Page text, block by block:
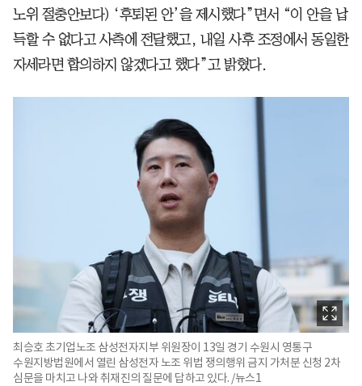
노위 절충안보다) ‘후퇴된 안’을 제시했다”면서 “이 안을 납
득할 수 없다고 사측에 전달했고, 내일 사후 조정에서 동일한
자세라면 합의하지 않겠다고 했다”고 밝혔다.
최승호 초기업노조 삼성전자지부 위원장이 13일 경기 수원시 영통구
수원지방법원에서 열린 삼성전자 노조 위법 쟁의행위 금지 가처분 신청 2차
심문을 마치고 나와 취재진의 질문에 답하고 있다. /뉴스1